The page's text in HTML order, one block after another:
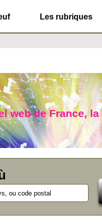
Les rubriques
web de France,